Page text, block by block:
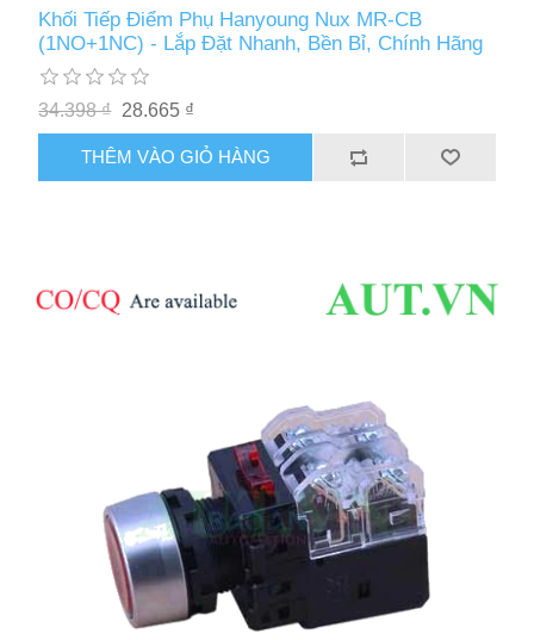
Khối Tiếp Điểm Phụ Hanyoung Nux MR-CB
(1NO+1NC) - Lắp Đặt Nhanh, Bền Bỉ, Chính Hãng
34.398 ₫ 28.665 ₫
THÊM VÀO GIỎ HÀNG